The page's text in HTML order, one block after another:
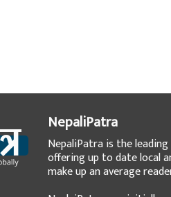
NepaliPatra
NepaliPatra is the
offering up to date local
make up an average